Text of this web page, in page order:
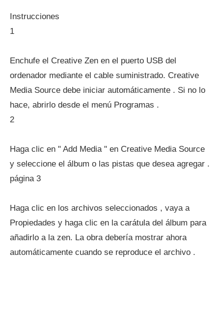
Instrucciones
1
Enchufe el Creative Zen en el puerto USB del
ordenador mediante el cable suministrado. Creative
Media Source debe iniciar automáticamente . Si no lo
hace, abrirlo desde el menú Programas .
2
Haga clic en " Add Media " en Creative Media Source
y seleccione el álbum o las pistas que desea agregar .
página 3
Haga clic en los archivos seleccionados , vaya a
Propiedades y haga clic en la carátula del álbum para
añadirlo a la zen. La obra debería mostrar ahora
automáticamente cuando se reproduce el archivo .